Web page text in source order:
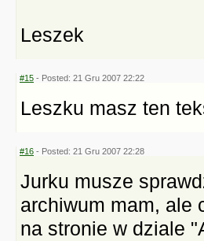
Leszek
#15 - Posted: 21 Gru 2007 22:22
Leszku masz ten
#16 - Posted: 21 Gru 2007 22:28
Jurku musze
archiwum mam, ale
na stronie w dziale